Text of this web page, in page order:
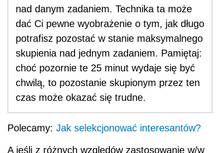
nad danym zadaniem. Technika ta może
dać Ci pewne wyobrażenie o tym, jak długo
potrafisz pozostać w stanie maksymalnego
skupienia nad jednym zadaniem. Pamiętaj:
choć pozornie te 25 minut wydaje się być
chwilą, to pozostanie skupionym przez ten
czas może okazać się trudne.
Polecamy: Jak selekcjonować interesantów?
A jeśli z różnych względów zastosowanie w/w